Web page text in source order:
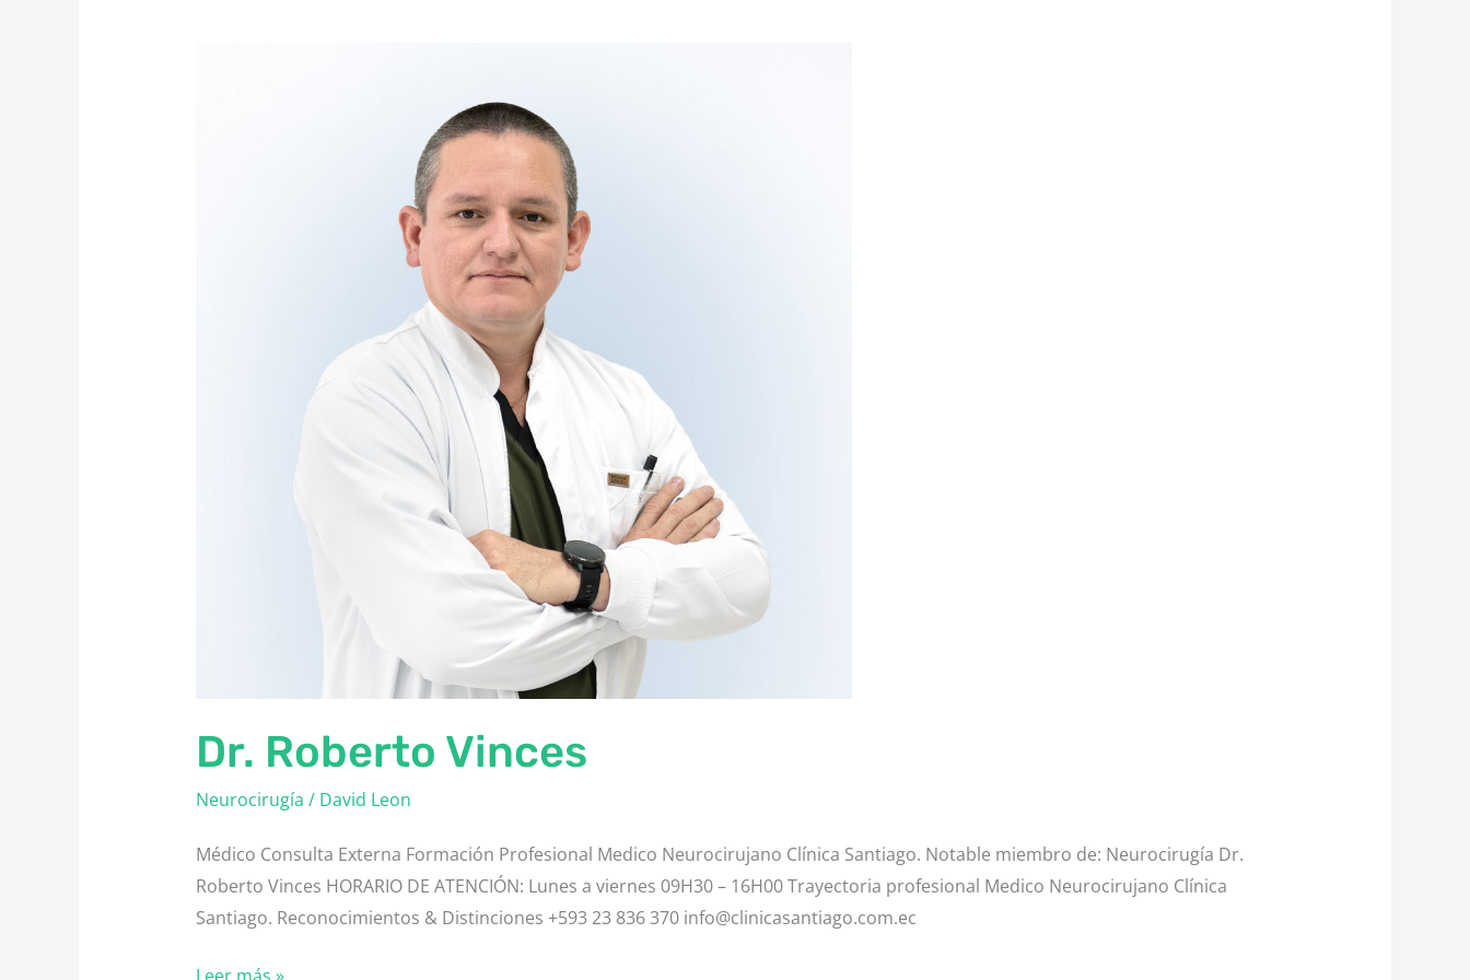
Dr. Roberto Vinces
Neurocirugía / David Leon
Médico Consulta Externa Formación Profesional Medico Neurocirujano Clínica Santiago. Notable miembro de: Neurocirugía Dr.
Roberto Vinces HORARIO DE ATENCIÓN: Lunes a viernes 09H30 – 16H00 Trayectoria profesional Medico Neurocirujano Clínica
Santiago. Reconocimientos & Distinciones +593 23 836 370 info@clinicasantiago.com.ec